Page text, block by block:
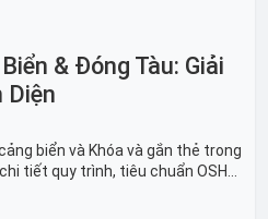
& Đóng Tàu: Giải
Diện
biển và Khóa và gắn thẻ trong
tiết quy trình, tiêu chuẩn OSHA,
công nghiệp đóng tàu toàn